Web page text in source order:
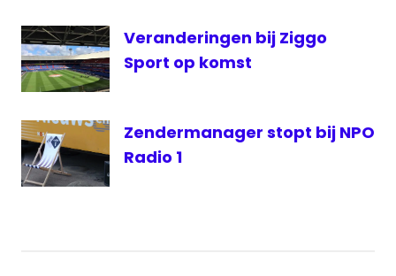
Vitesse
livestream
Vitesse-
Veranderingen bij Ziggo
Sport op komst
Zendermanager stopt bij NPO
Radio 1